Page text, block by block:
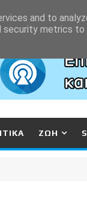
ΖΩΗ
and to
metrics